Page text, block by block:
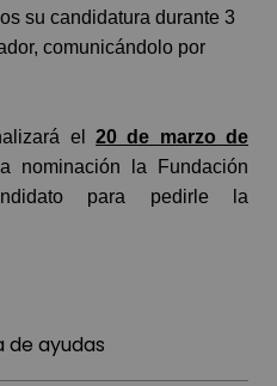
su candidatura durante 3
comunicándolo por
el 20 de marzo de
nominación la Fundación
para pedirle la
ayudas